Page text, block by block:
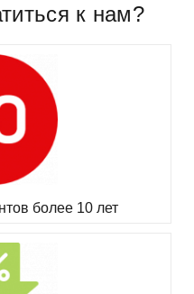
к нам?
более 10 лет